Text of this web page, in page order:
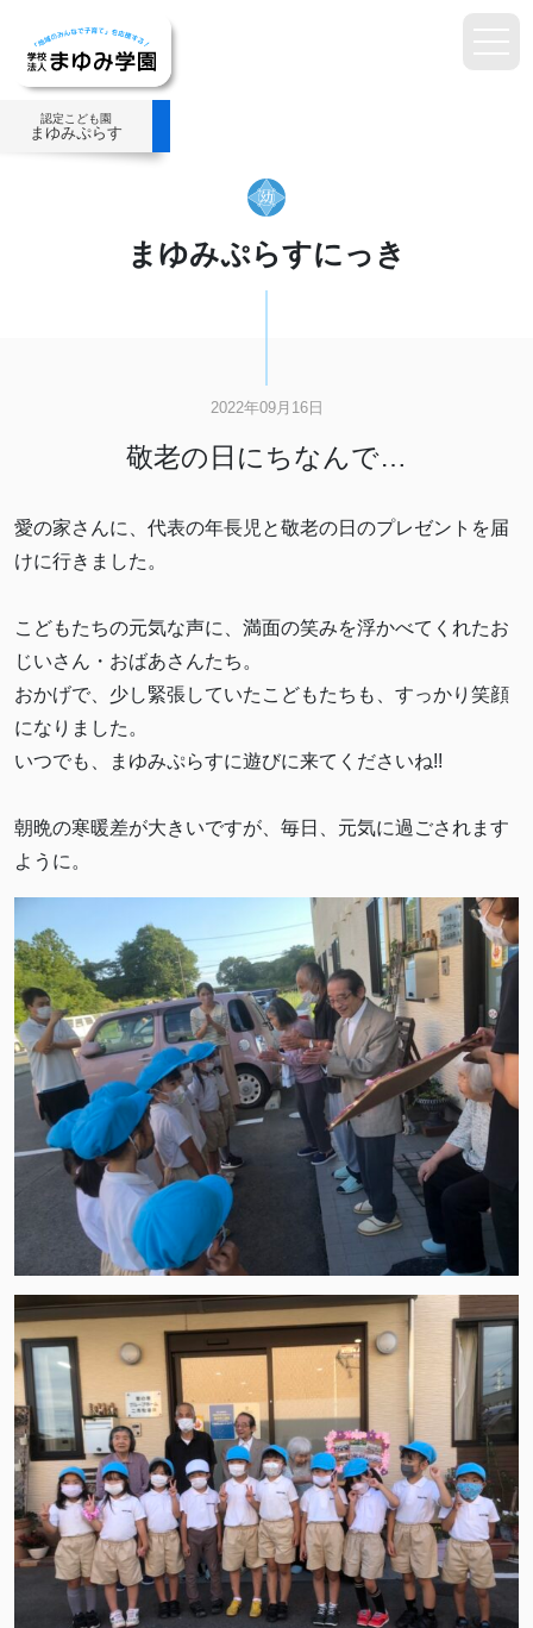
認定こども園
まゆみぷらす
まゆみぷらすにっき
2022年09月16日
敬老の日にちなんで…
愛の家さんに、代表の年長児と敬老の日のプレゼントを届
けに行きました。
こどもたちの元気な声に、満面の笑みを浮かべてくれたお
じいさん・おばあさんたち。
おかげで、少し緊張していたこどもたちも、すっかり笑顔
になりました。
いつでも、まゆみぷらすに遊びに来てくださいね!!
朝晩の寒暖差が大きいですが、毎日、元気に過ごされます
ように。